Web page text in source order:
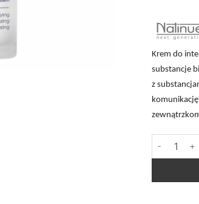
Krem do
substancje
z
ilość